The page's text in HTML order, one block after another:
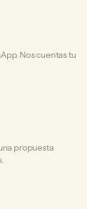
Nos cuentas tu
propuesta